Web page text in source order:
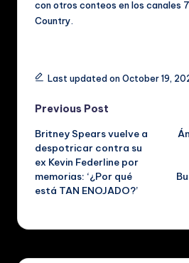
con otros conteos en los canales
Country.
Tags:Last updated on October 19,
Post
navigation
Previous Post
Britney Spears vuelve a
despotricar contra su
ex Kevin Federline por
memorias: ‘¿Por qué
está TAN ENOJADO?’